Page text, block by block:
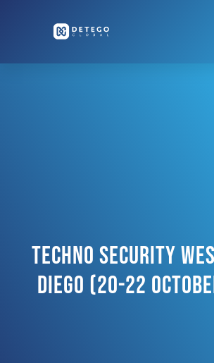
Techno Security
Diego (20-22